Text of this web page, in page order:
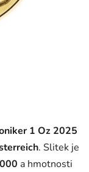
1 Oz 2025
. Slitek je
a hmotnosti